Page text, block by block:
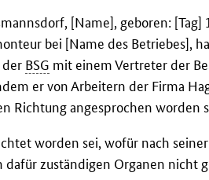
[Name], geboren: [Tag]
bei [Name des Betriebes],
der BSG mit einem Vertreter der
er von Arbeitern der Firma
Richtung angesprochen worden
worden sei, wofür nach
zuständigen Organen nicht